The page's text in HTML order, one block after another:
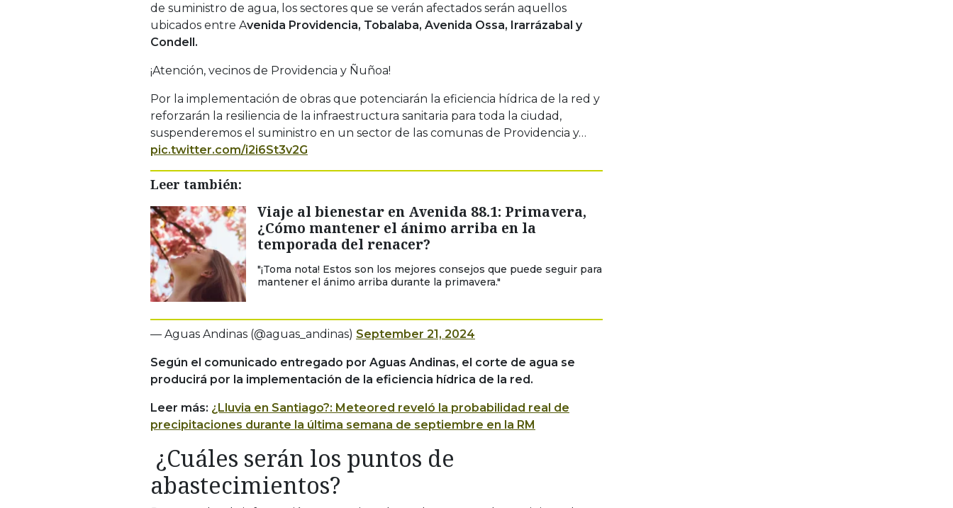
de suministro de agua, los sectores que se verán afectados serán aquellos
ubicados entre Avenida Providencia, Tobalaba, Avenida Ossa, Irarrázabal y
Condell.
¡Atención, vecinos de Providencia y Ñuñoa!
Por la implementación de obras que potenciarán la eficiencia hídrica de la red y
reforzarán la resiliencia de la infraestructura sanitaria para toda la ciudad,
suspenderemos el suministro en un sector de las comunas de Providencia y…
pic.twitter.com/i2i6St3v2G
Leer también:
Viaje al bienestar en Avenida 88.1: Primavera,
¿Cómo mantener el ánimo arriba en la
temporada del renacer?
"¡Toma nota! Estos son los mejores consejos que puede seguir para
mantener el ánimo arriba durante la primavera."
— Aguas Andinas (@aguas_andinas) September 21, 2024
Según el comunicado entregado por Aguas Andinas, el corte de agua se
producirá por la implementación de la eficiencia hídrica de la red.
Leer más: ¿Lluvia en Santiago?: Meteored reveló la probabilidad real de
precipitaciones durante la última semana de septiembre en la RM
¿Cuáles serán los puntos de
abastecimientos?